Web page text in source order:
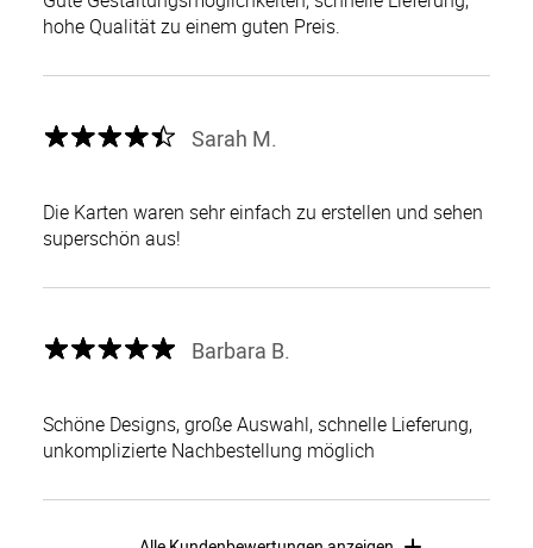
hohe Qualität zu einem guten Preis.
Sarah M.
Die Karten waren sehr einfach zu erstellen und sehen
superschön aus!
Barbara B.
Schöne Designs, große Auswahl, schnelle Lieferung,
unkomplizierte Nachbestellung möglich